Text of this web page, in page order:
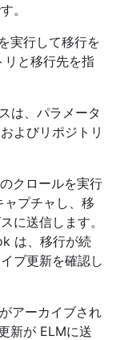
。
実行して移行を
リと移行先を指
は、パラメータ
よびリポジトリ
クロールを実行
ャプチャし、移
に送信します。
は、移行が続
ブ更新を確認し
アーカイブされ
新が ELMに送